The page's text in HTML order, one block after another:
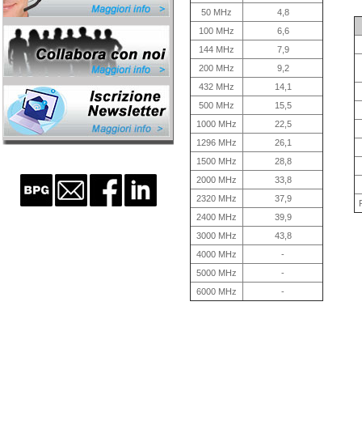
50 MHz
4,8
100 MHz
6,6
144 MHz
7,9
200 MHz
9,2
432 MHz
14,1
500 MHz
15,5
1000 MHz
22,5
1296 MHz
26,1
1500 MHz
28,8
2000 MHz
33,8
2320 MHz
37,9
2400 MHz
39,9
3000 MHz
43,8
4000 MHz
-
5000 MHz
-
6000 MHz
-